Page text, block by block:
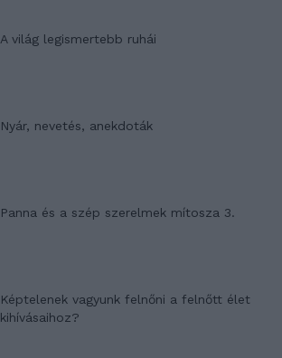
A világ legismertebb ruhái
Nyár, nevetés, anekdoták
Panna és a szép szerelmek mítosza 3.
Képtelenek vagyunk felnőni a felnőtt élet
kihívásaihoz?